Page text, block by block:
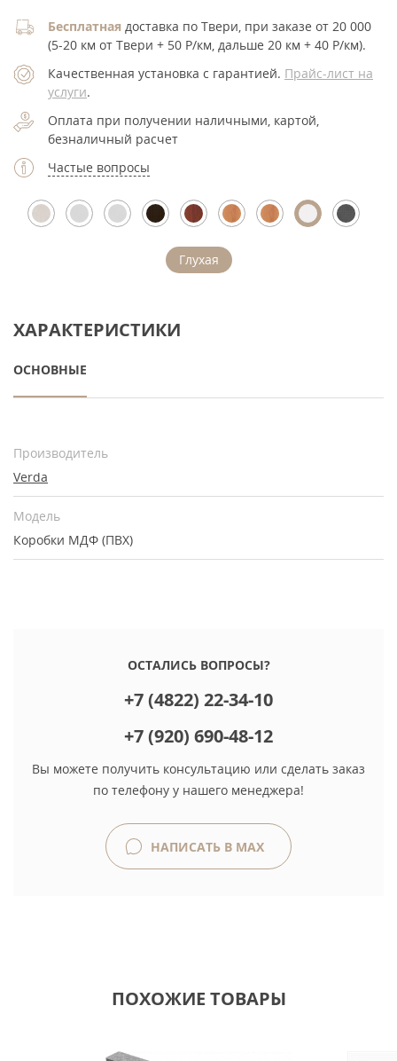
Бесплатная доставка по Твери, при заказе от 20 000
(5-20 км от Твери + 50 Р/км, дальше 20 км + 40 Р/км).
Качественная установка с гарантией. Прайс-лист на
услуги.
Оплата при получении наличными, картой,
безналичный расчет
Частые вопросы
Глухая
ХАРАКТЕРИСТИКИ
ОСНОВНЫЕ
Производитель
Verda
Модель
Коробки МДФ (ПВХ)
ОСТАЛИСЬ ВОПРОСЫ?
+7 (4822) 22-34-10
+7 (920) 690-48-12
Вы можете получить консультацию или сделать заказ
по телефону у нашего менеджера!
НАПИСАТЬ В MAX
ПОХОЖИЕ ТОВАРЫ